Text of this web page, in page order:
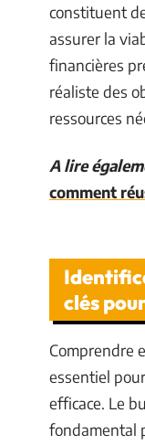
constituent
assurer la
financières
réaliste des
ressources
A lire
comment
clés
Comprendre
essentiel
efficace. Le
fondamental